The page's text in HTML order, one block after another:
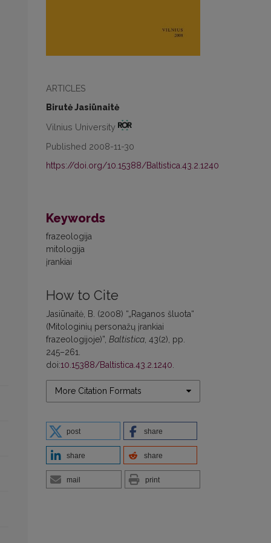
ARTICLES
Birutė Jasiūnaitė
Vilnius University
Published 2008-11-30
https://doi.org/10.15388/Baltistica.43.2.1240
Keywords
frazeologija
mitologija
įrankiai
How to Cite
Jasiūnaitė, B. (2008) “„Raganos šluota“
(Mitologinių personažų įrankiai
frazeologijoje)”, Baltistica , 43(2), pp.
245–261.
doi:10.15388/Baltistica.43.2.1240
More Citation Formats
post share
share share
mail print